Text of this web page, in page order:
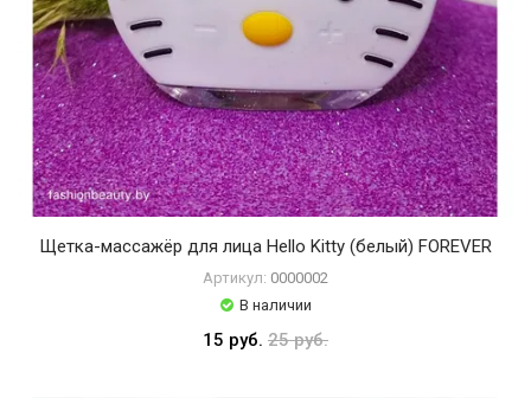
Щетка-массажёр для лица Hello Kitty (белый) FOREVER
Артикул: 0000002
В наличии
15 руб. 25 руб.